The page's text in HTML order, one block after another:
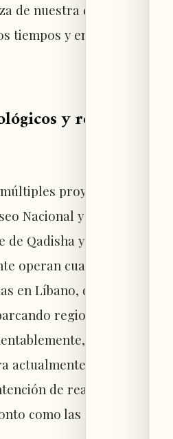
de nuestra colaboración
tiempos y en los años
y retos
proyectos en
Nacional y el Museo
Qadisha y otras
operan cuatro misiones
en Líbano, desde el
regiones como
una de esas
actualmente suspendida,
de reactivarla lo
como las condiciones